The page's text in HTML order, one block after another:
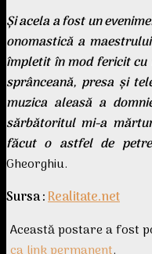
Şi acela a fost un
onomastică a
împletit în mod fericit cu
sprânceană, presa şi
muzica aleasă a
sărbătoritul mi-a
făcut o astfel de
Gheorghiu.
Sursa :Realitate.net
Această postare a fost